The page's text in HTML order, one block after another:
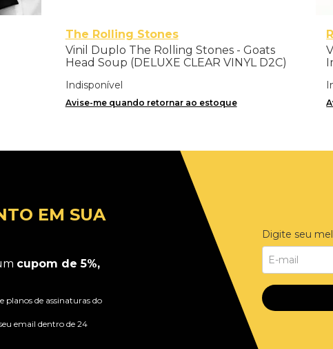
The Rolling Stones
Vinil Duplo The Rolling Stones - Goats
Head Soup (DELUXE CLEAR VINYL D2C)
Indisponível
Avise-me quando retornar ao estoque
EM SUA
cupom de 5%,
de assinaturas do
email dentro de 24
Digite seu